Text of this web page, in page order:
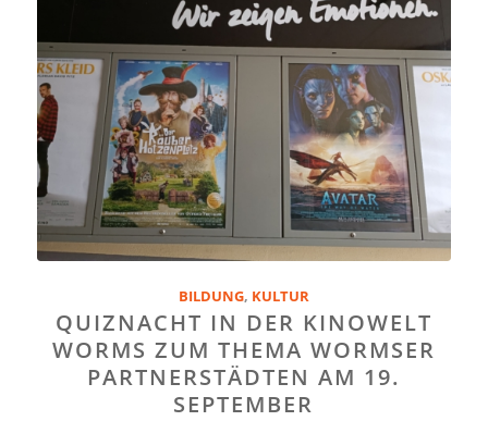
BILDUNG, KULTUR
QUIZNACHT IN DER KINOWELT
WORMS ZUM THEMA WORMSER
PARTNERSTÄDTEN AM 19.
SEPTEMBER